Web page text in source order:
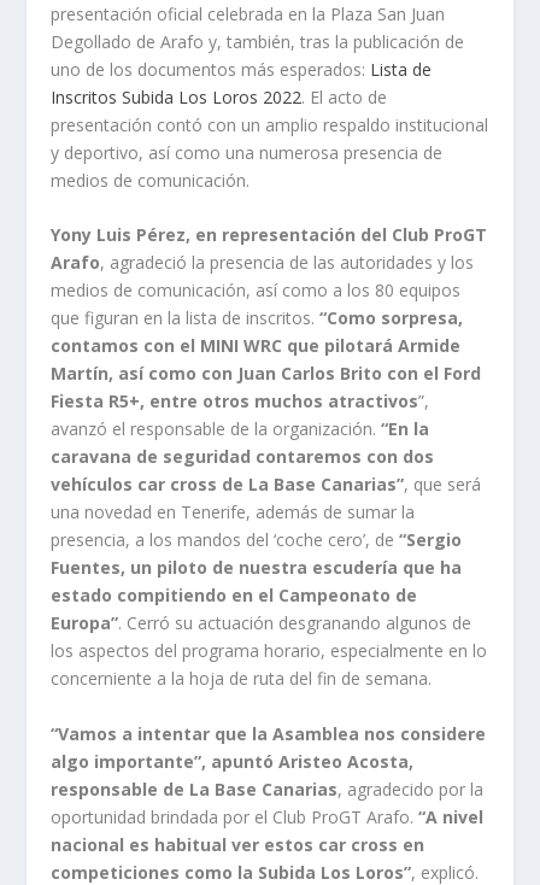
presentación oficial celebrada en la Plaza San Juan
Degollado de Arafo y, también, tras la publicación de
uno de los documentos más esperados: Lista de
Inscritos Subida Los Loros 2022. El acto de
presentación contó con un amplio respaldo institucional
y deportivo, así como una numerosa presencia de
medios de comunicación.
Yony Luis Pérez, en representación del Club ProGT
Arafo, agradeció la presencia de las autoridades y los
medios de comunicación, así como a los 80 equipos
que figuran en la lista de inscritos.“Como sorpresa,
contamos con el MINI WRC que pilotará Armide
Martín, así como con Juan Carlos Brito con el Ford
Fiesta R5+, entre otros muchos atractivos”,
avanzó el responsable de la organización.“En la
caravana de seguridad contaremos con dos
vehículos car cross de La Base Canarias”, que será
una novedad en Tenerife, además de sumar la
presencia, a los mandos del ‘coche cero’, de“Sergio
Fuentes, un piloto de nuestra escudería que ha
estado compitiendo en el Campeonato de
Europa”. Cerró su actuación desgranando algunos de
los aspectos del programa horario, especialmente en lo
concerniente a la hoja de ruta del fin de semana.
“Vamos a intentar que la Asamblea nos considere
algo importante”, apuntó Aristeo Acosta,
responsable de La Base Canarias, agradecido por la
oportunidad brindada por el Club ProGT Arafo.“A nivel
nacional es habitual ver estos car cross en
competiciones como la Subida Los Loros”, explicó.